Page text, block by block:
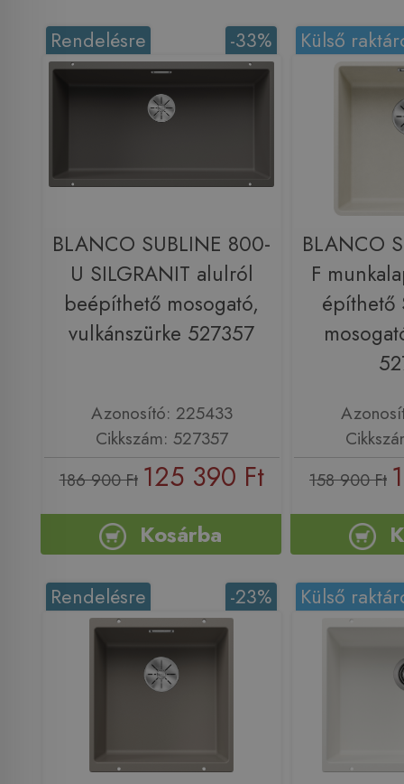
-33%
Rendelésre
BLANCO SUBLINE 800-
U SILGRANIT alulról
beépíthető mosogató,
vulkánszürke 527357
Azonosító: 225433
Cikkszám: 527357
186 900 Ft 125 390 Ft
Kosárba
Külső
BLANCO
F
építhető
158 900 Ft
-23%
Rendelésre Külső